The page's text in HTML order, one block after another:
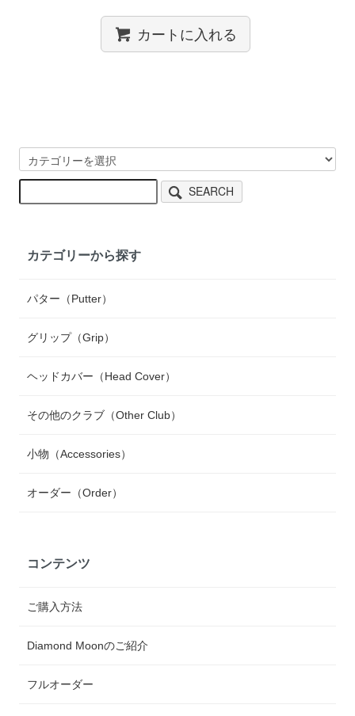
カートに入れる
SEARCH
カテゴリーから探す
パター（Putter）
グリップ（Grip）
ヘッドカバー（Head Cover）
その他のクラブ（Other Club）
小物（Accessories）
オーダー（Order）
コンテンツ
ご購入方法
Diamond Moonのご紹介
フルオーダー